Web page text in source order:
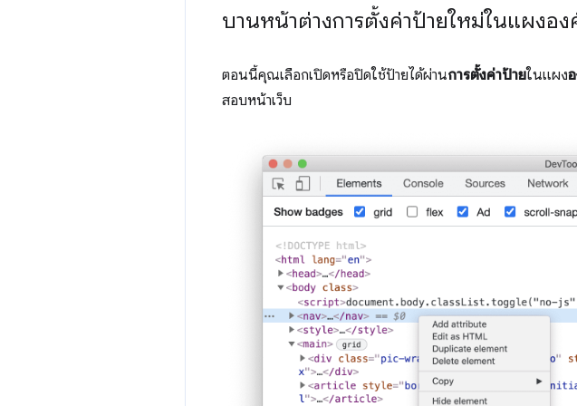
บานหน้าต่างการตั้งค่าป้ายใหม่ในแผงอ
ตอนนี้คุณเลือกเปิดหรือปิดใช้ป้ายได้ผ่านการตั้งค่าป้ายในแผง
สอบหน้าเว็บ